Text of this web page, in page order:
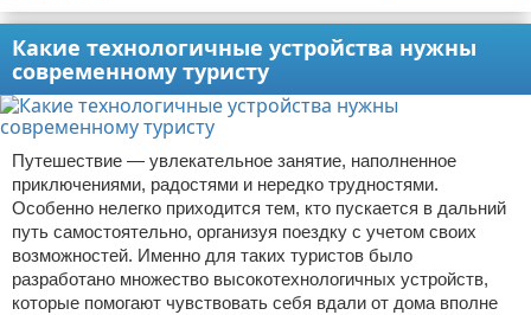
Какие технологичные устройства нужны
современному туристу
Путешествие — увлекательное занятие, наполненное
приключениями, радостями и нередко трудностями.
Особенно нелегко приходится тем, кто пускается в дальний
путь самостоятельно, организуя поездку с учетом своих
возможностей. Именно для таких туристов было
разработано множество высокотехнологичных устройств,
которые помогают чувствовать себя вдали от дома вполне